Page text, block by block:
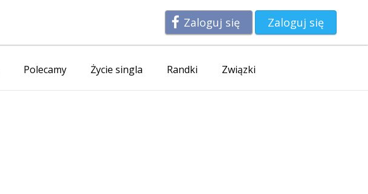
Zaloguj się Zaloguj się
Polecamy Życie singla Randki Związki